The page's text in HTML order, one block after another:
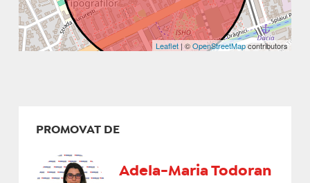
Leaflet| ©OpenStreetMapcontributors
PROMOVAT DE
Adela-Maria Todoran